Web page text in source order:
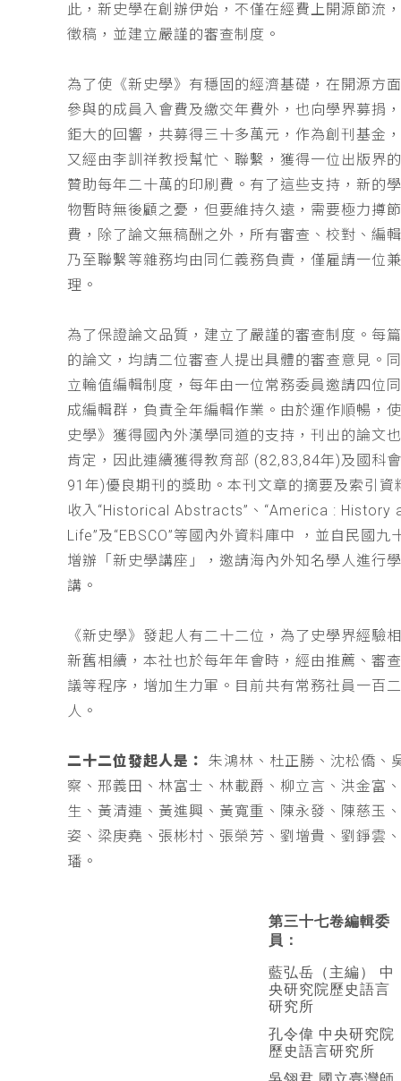
此，新史學在創辦伊始，不僅在經費上開源節流
徵稿，並建立嚴謹的審查制度。
為了使《新史學》有穩固的經濟基礎，在開源方
參與的成員入會費及繳交年費外，也向學界募捐
鉅大的回響，共募得三十多萬元，作為創刊基金
又經由李訓祥教授幫忙、聯繫，獲得一位出版界
贊助每年二十萬的印刷費。有了這些支持，新的
物暫時無後顧之憂，但要維持久遠，需要極力撙
費，除了論文無稿酬之外，所有審查、校對、編
乃至聯繫等雜務均由同仁義務負責，僅雇請一位
理。
為了保證論文品質，建立了嚴謹的審查制度。每
的論文，均請二位審查人提出具體的審查意見。
立輪值編輯制度，每年由一位常務委員邀請四位
成編輯群，負責全年編輯作業。由於運作順暢，
史學》獲得國內外漢學同道的支持，刊出的論文
肯定，因此連續獲得教育部 (82,83,84年)及國科
91年)優良期刊的獎助。本刊文章的摘要及索引資
收入“Historical Abstracts”、“America : History
Life”及“EBSCO”等國內外資料庫中 ，並自民國九
增辦「新史學講座」，邀請海內外知名學人進行
講。
《新史學》發起人有二十二位，為了史學界經驗
新舊相續，本社也於每年年會時，經由推薦、審
議等程序，增加生力軍。目前共有常務社員一百
人。
二十二位發起人是：
朱鴻林、杜正勝、沈松僑、
察、邢義田、林富士、林載爵、柳立言、洪金富
生、黃清連、黃進興、黃寬重、陳永發、陳慈玉
姿、梁庚堯、張彬村、張榮芳、劉增貴、劉錚雲
璠。
第三十七卷編輯委
員：
藍弘岳（主編） 中
央研究院歷史語言
研究所
孔令偉 中央研究院
歷史語言研究所